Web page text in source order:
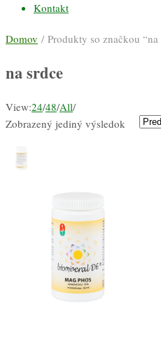
Kontakt
Domov / Produkty so značkou “na
na srdce
View:24/48/All/
Zobrazený jediný výsledok